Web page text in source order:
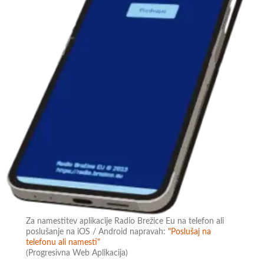
Za namestitev aplikacije Radio Brežice Eu na telefon ali
poslušanje na iOS / Android napravah:"Poslušaj na
telefonu ali namesti"
(Progresivna Web Aplikacija)